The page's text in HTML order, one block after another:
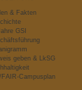
& Fakten
GSI
geben & LkSG
FAIR-Campusplan